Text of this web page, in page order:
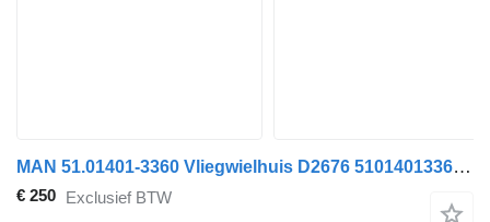
MAN 51.01401-3360 Vliegwielhuis D2676 51014013360 voor vrachtwagen
€ 250 Exclusief BTW